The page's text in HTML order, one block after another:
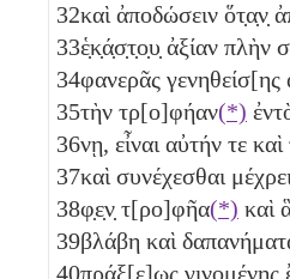
32καὶ ἀποδώσειν ὅτ̣α̣ν̣
33ἑ̣κ̣ά̣σ̣τ̣ο̣υ̣ ἀξίαν πλὴν
34φανερᾶς
35τὴν τρ[ο]φήαν(*)
36νῃ, εἶναι αὐτήν τε
37καὶ συνέχεσθαι μέχρει
38φ̣ε̣ν̣ τ[ρο]φῆα(*) καὶ
39βλάβη καὶ
40π̣ρ̣ά̣ξ̣[ε]ως